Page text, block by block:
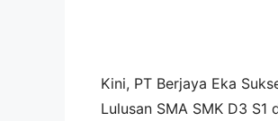
Kini, PT Berjaya Eka
Lulusan SMA SMK D3 S1